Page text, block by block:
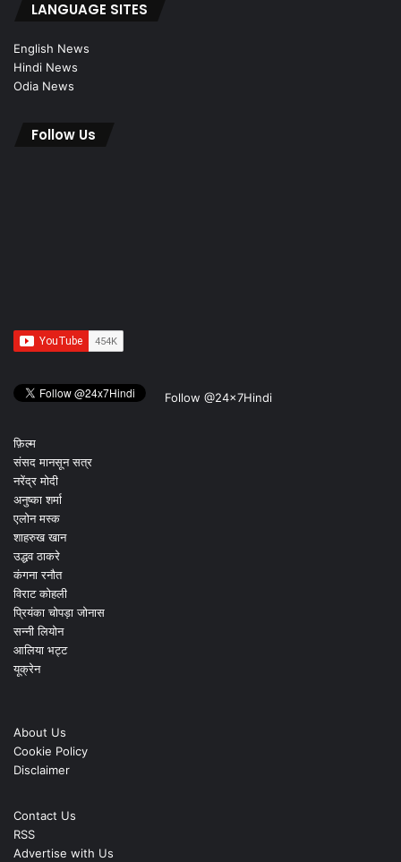
LANGUAGE SITES
English News
Hindi News
Odia News
Follow Us
Follow @24x7Hindi
फ़िल्म
संसद मानसून सत्र
नरेंद्र मोदी
अनुष्का शर्मा
एलोन मस्क
शाहरुख खान
उद्धव ठाकरे
कंगना रनौत
विराट कोहली
प्रियंका चोपड़ा जोनास
सन्नी लियोन
आलिया भट्ट
यूक्रेन
About Us
Cookie Policy
Disclaimer
Contact Us
RSS
Advertise with Us